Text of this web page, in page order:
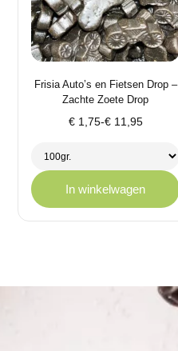
Frisia Auto’s en Fietsen Drop –
Zachte Zoete Drop
€1,75-€11,95
Prijsklasse:
tot
€ 11,95
In winkelwagen